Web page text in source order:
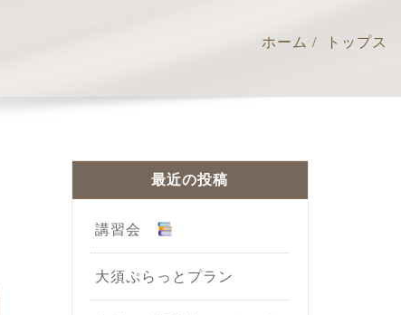
ホーム トップス
最近の投稿
講習会
大須ぷらっとプラン